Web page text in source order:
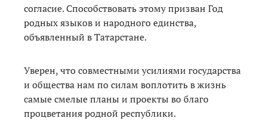
согласие. Способствовать этому призван Год
родных языков и народного единства,
объявленный в Татарстане.
Уверен, что совместными усилиями государства
и общества нам по силам воплотить в жизнь
самые смелые планы и проекты во благо
процветания родной республики.